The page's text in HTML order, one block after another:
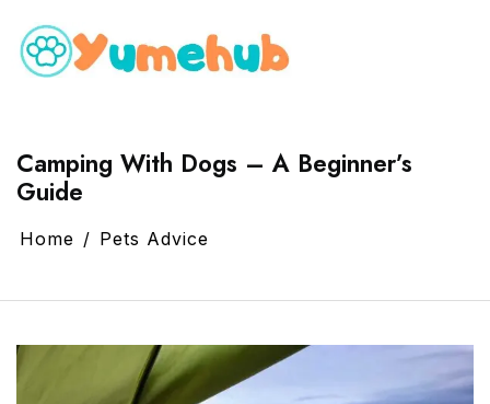
Camping With Dogs – A Beginner’s
Guide
Home Pets Advice